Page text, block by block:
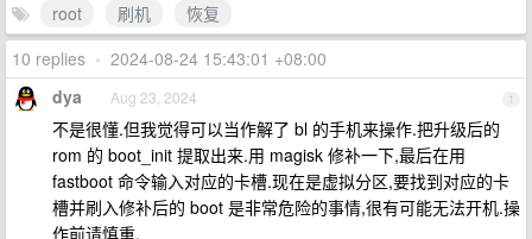
root
刷机
恢复
10 replies • 2024-08-24 15:43:01 +08:00
1
dya Aug 23, 2024
不是很懂.但我觉得可以当作解了 bl 的手机来操作.把升级后的
rom 的 boot_init 提取出来.用 magisk 修补一下,最后在用
fastboot 命令输入对应的卡槽.现在是虚拟分区,要找到对应的卡
槽并刷入修补后的 boot 是非常危险的事情,很有可能无法开机.操
作前请慎重.